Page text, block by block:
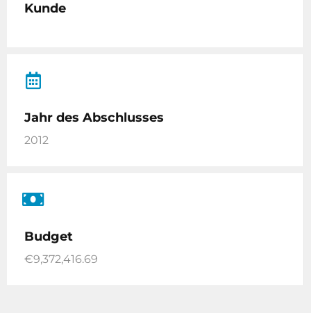
Kunde
Jahr des Abschlusses
2012
Budget
€9,372,416.69